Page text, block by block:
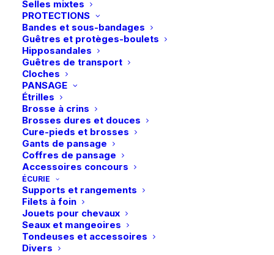
Selles mixtes
PROTECTIONS
Bandes et sous-bandages
Guêtres et protèges-boulets
Hipposandales
Guêtres de transport
Cloches
PANSAGE
Étrilles
Brosse à crins
Brosses dures et douces
Cure-pieds et brosses
Gants de pansage
Coffres de pansage
Accessoires concours
ÉCURIE
Supports et rangements
Filets à foin
Jouets pour chevaux
Seaux et mangeoires
Tondeuses et accessoires
Divers
Leather
-
Brun
Échange gratuit pendant 14 jours
Retrait gratuit en magasin
Paiement rapide et sécurisé
Description
Détails
Vous aimerez peut-être aussi